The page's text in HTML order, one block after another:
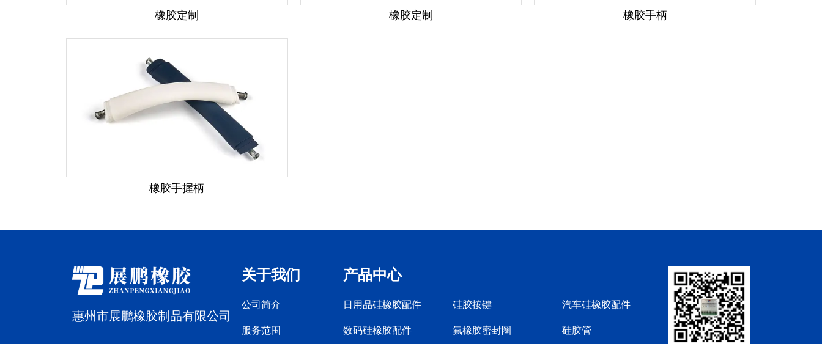
橡胶定制 橡胶定制 橡胶手柄
橡胶手握柄
惠州市展鹏橡胶制品有限公司
关于我们
公司简介
服务范围
产品中心
日用品硅橡胶配件 硅胶按键 汽车硅橡胶配件
数码硅橡胶配件 氟橡胶密封圈 硅胶管